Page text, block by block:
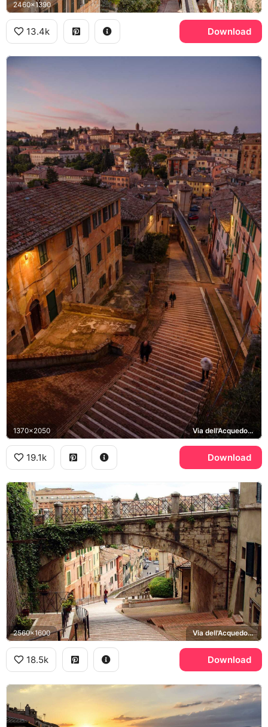
2460x1390
13.4k Download
1370x2050 Via dell'Acquedotto
19.1k Download
2560x1600 Via dell'Acquedotto
18.5k Download